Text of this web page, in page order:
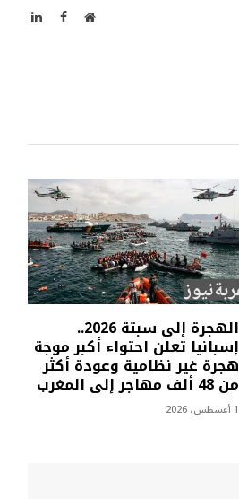
موقعفيسبوكلينكدإن
الهجرة إلى سبتة 2026..
إسبانيا تعلن احتواء أكبر موجة
هجرة غير نظامية وعودة أكثر
من 48 ألف مهاجر إلى المغرب
1 أغسطس، 2026